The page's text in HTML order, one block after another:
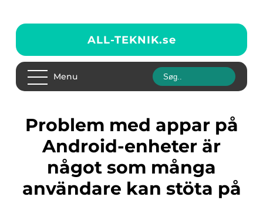
ALL-TEKNIK.se
Menu
Problem med appar på
Android-enheter är
något som många
användare kan stöta på